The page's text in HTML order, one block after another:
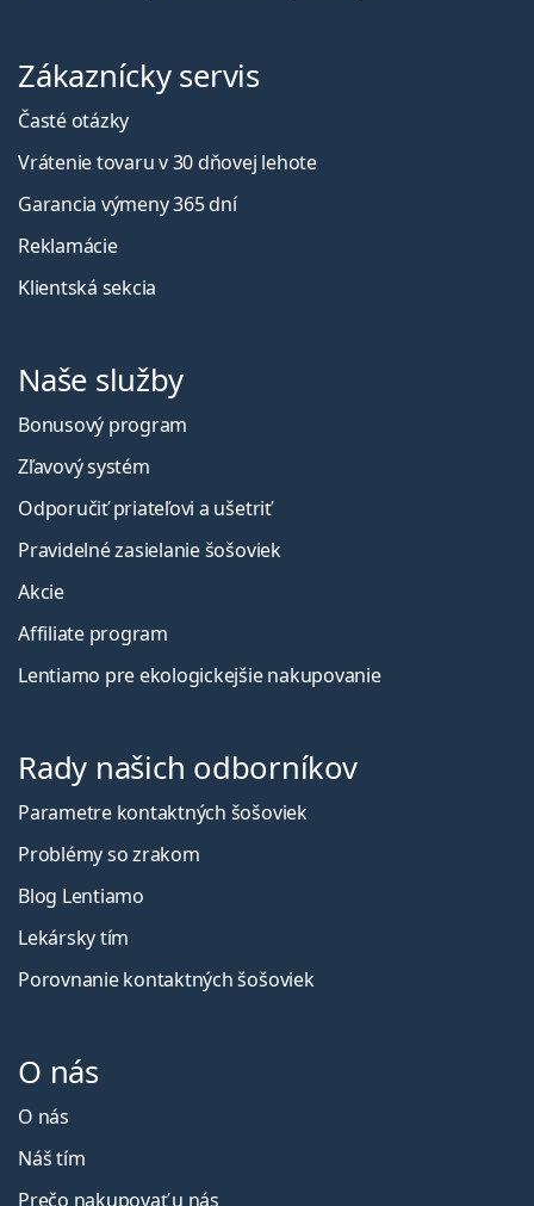
Zákaznícky servis
Časté otázky
Vrátenie tovaru v 30 dňovej lehote
Garancia výmeny 365 dní
Reklamácie
Klientská sekcia
Naše služby
Bonusový program
Zľavový systém
Odporučiť priateľovi a ušetriť
Pravidelné zasielanie šošoviek
Akcie
Affiliate program
Lentiamo pre ekologickejšie nakupovanie
Rady našich odborníkov
Parametre kontaktných šošoviek
Problémy so zrakom
Blog Lentiamo
Lekársky tím
Porovnanie kontaktných šošoviek
O nás
O nás
Náš tím
Prečo nakupovať u nás